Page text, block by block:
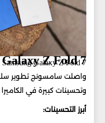
Samsung Galaxy Z Fold 7
Galaxy Z Fold 7
وتحسينات كبيرة في الكاميرا
أبرز التحسينات: